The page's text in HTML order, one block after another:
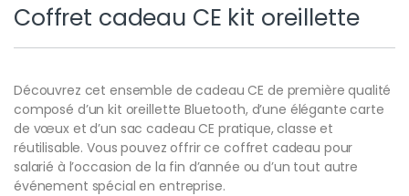
Coffret cadeau CE kit oreillette
Découvrez cet ensemble de cadeau CE de première qualité
composé d’un kit oreillette Bluetooth, d’une élégante carte
de vœux et d’un sac cadeau CE pratique, classe et
réutilisable. Vous pouvez offrir ce coffret cadeau pour
salarié à l’occasion de la fin d’année ou d’un tout autre
événement spécial en entreprise.